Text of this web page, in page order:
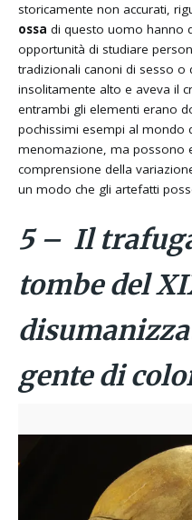
storicamente non accurati,
ossa di questo uomo hanno
opportunità di studiare
tradizionali canoni di sesso o
insolitamente alto e aveva il
entrambi gli elementi erano
pochissimi esempi al mondo
menomazione, ma possono
comprensione della
un modo che gli artefatti
5 – Il
tombe del
gente di